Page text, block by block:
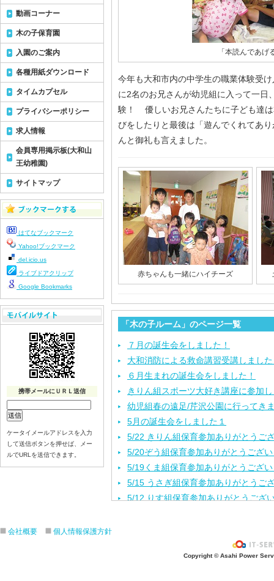
「本読んであげ
今年も大和市内の中学生の職業体験受
に2名のお兄さんが幼児組に入って一日
験！ 優しいお兄さんたちに子ども達
びをしたりと最後は「遊んでくれてあ
んと御礼も言えました。
赤ちゃんも一緒にハイチーズ
「木の子ルーム」のページ一覧
７月の誕生会をしました！
大和消防による救命講習受講しまし
６月生まれの誕生会をしました！
きりん組スポーツ大好き講座に参加
幼児組春の遠足/芹沢公園に行ってき
5月の誕生会をしました１
5/22 きりん組保育参加ありがとうご
5/20ぞう組保育参加ありがとうござ
5/19くま組保育参加ありがとうござ
5/15 うさぎ組保育参加ありがとうご
5/12 りす組保育参加ありがとうござ
入園進級おめでとうございます！
３月の誕生会をしました。
動画コーナー
木の子保育園
入園のご案内
各種用紙ダウンロード
タイムカプセル
プライバシーポリシー
求人情報
会員専用掲示板(大和山
王幼稚園)
サイトマップ
はてなブックマーク
Yahoo!ブックマーク
del.icio.us
ライブドアクリップ
Google Bookmarks
携帯メールにＵＲＬ送信
ケータイメールアドレスを入力
して送信ボタンを押せば、メー
ルでURLを送信できます。
会社概要 個人情報保護方針
Copyright © Asahi Power